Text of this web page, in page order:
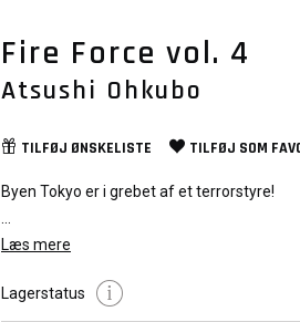
Fire Force vol. 4
Atsushi Ohkubo
TILFØJ ØNSKELISTE TILFØJ SOM
Byen Tokyo er i grebet af et terrorstyre!
Besat af dæmoner er folk begyndt at
er klar til at rulle ud på et øjebliks varsel
Læs mere
Lagerstatus